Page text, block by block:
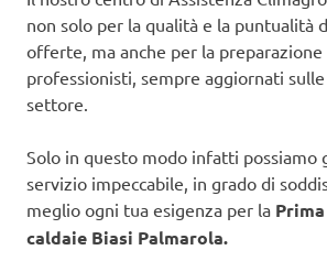
non solo per la qualità e la puntualità
offerte, ma anche per la
professionisti, sempre aggiornati
settore.
Solo in questo modo infatti possiamo
servizio impeccabile, in grado di
meglio ogni tua esigenza per la
caldaie Biasi Palmarola.